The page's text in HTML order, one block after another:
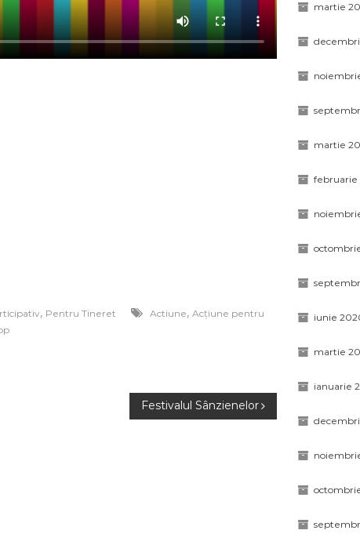
, Pentru Tineret Actiune, Acțiune pentru
Festivalul Sânzienelor
martie
martie
februarie
iunie
martie
ianuarie